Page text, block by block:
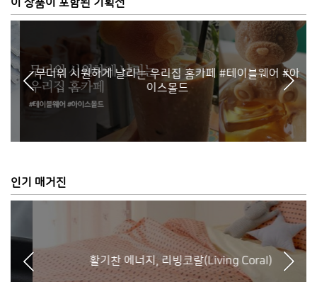
이 상품이 포함된 기획전
무더위 시원하게 날리는 우리집 홈카페 #테이블웨어 #아
이스몰드
인기 매거진
활기찬 에너지, 리빙코랄(Living Coral)